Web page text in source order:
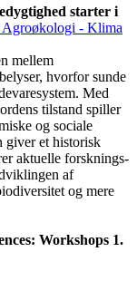
starter i
- Klima
mellem
hvorfor sunde
Med
tilstand spiller
og sociale
giver et historisk
aktuelle forsknings-
af
og mere
Workshops 1.